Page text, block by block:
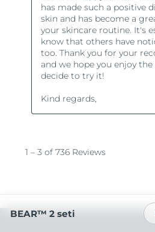
BEAR™ 2 seti